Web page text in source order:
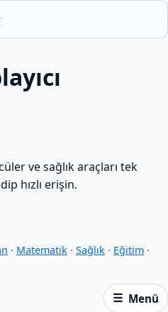
Menü
ve sağlık araçları tek
hızlı erişin.
· Matematik · Sağlık · Eğitim ·